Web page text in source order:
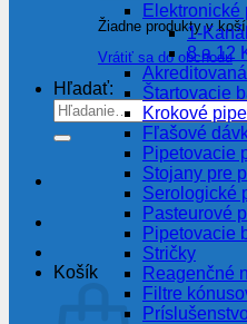
Žiadne produkty v
Vrátiť sa do obchodu
Hľadať:
Košík
Elektronické
1-
8 a 12
Štartovacie
Krokové
Fľašové
Pipetovacie
Stojany pre
Serologické
Pasteurové
Pipetovacie
Stričky
Reagenčné
Filtre